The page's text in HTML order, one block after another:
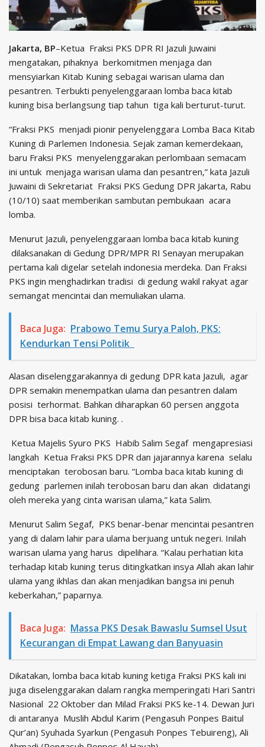
Jakarta, BP–Ketua Fraksi PKS DPR RI Jazuli Juwaini
mengatakan, pihaknya berkomitmen menjaga dan
mensyiarkan Kitab Kuning sebagai warisan ulama dan
pesantren. Terbukti penyelenggaraan lomba baca kitab
kuning bisa berlangsung tiap tahun tiga kali berturut-turut.
“Fraksi PKS menjadi pionir penyelenggara Lomba Baca Kitab
Kuning di Parlemen Indonesia. Sejak zaman kemerdekaan,
baru Fraksi PKS menyelenggarakan perlombaan semacam
ini untuk menjaga warisan ulama dan pesantren,” kata Jazuli
Juwaini di Sekretariat Fraksi PKS Gedung DPR Jakarta, Rabu
(10/10) saat memberikan sambutan pembukaan acara
lomba.
Menurut Jazuli, penyelenggaraan lomba baca kitab kuning
dilaksanakan di Gedung DPR/MPR RI Senayan merupakan
pertama kali digelar setelah indonesia merdeka. Dan Fraksi
PKS ingin menghadirkan tradisi di gedung wakil rakyat agar
semangat mencintai dan memuliakan ulama.
Baca Juga: Prabowo Temu Surya Paloh, PKS:
Kendurkan Tensi Politik
Alasan diselenggarakannya di gedung DPR kata Jazuli, agar
DPR semakin menempatkan ulama dan pesantren dalam
posisi terhormat. Bahkan diharapkan 60 persen anggota
DPR bisa baca kitab kuning. .
Ketua Majelis Syuro PKS Habib Salim Segaf mengapresiasi
langkah Ketua Fraksi PKS DPR dan jajarannya karena selalu
menciptakan terobosan baru. “Lomba baca kitab kuning di
gedung parlemen inilah terobosan baru dan akan didatangi
oleh mereka yang cinta warisan ulama,” kata Salim.
Menurut Salim Segaf, PKS benar-benar mencintai pesantren
yang di dalam lahir para ulama berjuang untuk negeri. Inilah
warisan ulama yang harus dipelihara. “Kalau perhatian kita
terhadap kitab kuning terus ditingkatkan insya Allah akan lahir
ulama yang ikhlas dan akan menjadikan bangsa ini penuh
keberkahan,” paparnya.
Baca Juga: Massa PKS Desak Bawaslu Sumsel Usut
Kecurangan di Empat Lawang dan Banyuasin
Dikatakan, lomba baca kitab kuning ketiga Fraksi PKS kali ini
juga diselenggarakan dalam rangka memperingati Hari Santri
Nasional 22 Oktober dan Milad Fraksi PKS ke-14. Dewan Juri
di antaranya Muslih Abdul Karim (Pengasuh Ponpes Baitul
Qur’an) Syuhada Syarkun (Pengasuh Ponpes Tebuireng), Ali